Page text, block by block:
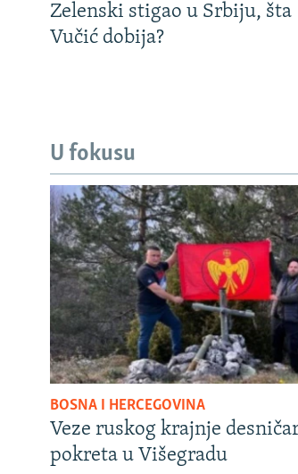
Zelenski stigao u Srbiju, šta
Vučić dobija?
U fokusu
BOSNA I HERCEGOVINA
Veze ruskog krajnje
pokreta u Višegradu